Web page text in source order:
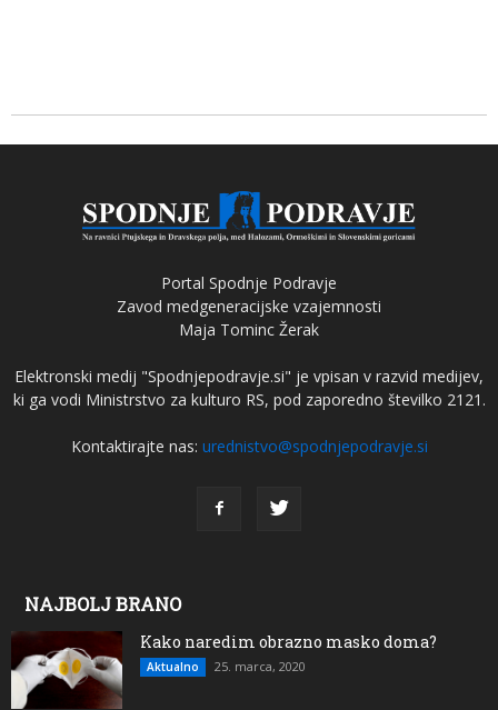
Portal Spodnje Podravje
Zavod medgeneracijske vzajemnosti
Maja Tominc Žerak
Elektronski medij "Spodnjepodravje.si" je vpisan v razvid medijev,
ki ga vodi Ministrstvo za kulturo RS, pod zaporedno številko 2121.
Kontaktirajte nas: urednistvo@spodnjepodravje.si
NAJBOLJ BRANO
Kako naredim obrazno masko doma?
Aktualno 25. marca, 2020